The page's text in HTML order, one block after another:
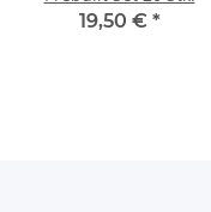
19,50 € *